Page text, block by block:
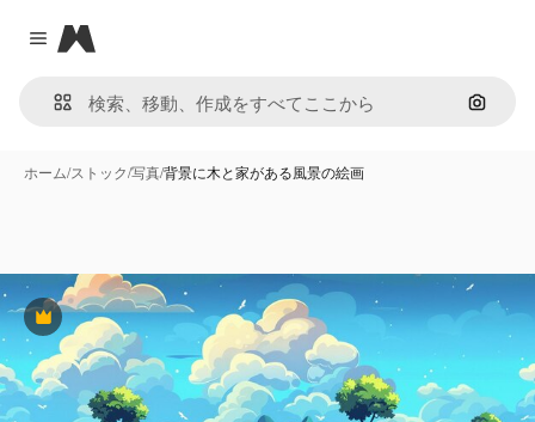
Close menu
Magnific
画像で
ホーム/ストック/写真/背景に木と家がある風景の絵画
Premium